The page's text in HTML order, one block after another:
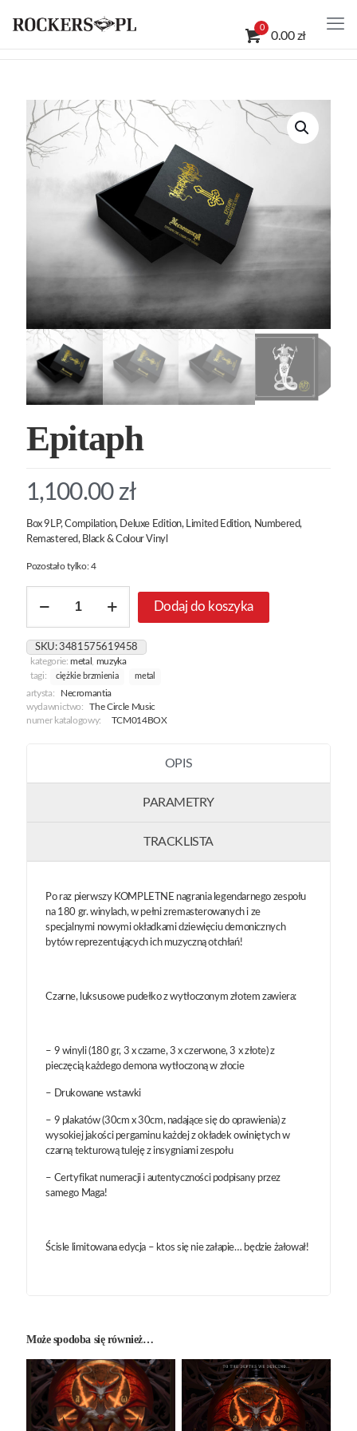
0
0.00 zł
Epitaph
1,100.00 zł
Box 9LP, Compilation, Deluxe Edition, Limited Edition, Numbered,
Remastered, Black & Colour Vinyl
Pozostało tylko: 4
Epitaph
Dodaj do koszyka
SKU:3481575619458
kategorie:metal , muzyka
tagi:
ciężkie brzmienia metal
artysta:
Necromantia
wydawnictwo:
The Circle Music
numer katalogowy:
TCM014BOX
OPIS
PARAMETRY
TRACKLISTA
Po raz pierwszy KOMPLETNE nagrania legendarnego zespołu
na 180 gr. winylach, w pełni zremasterowanych i ze
specjalnymi nowymi okładkami dziewięciu demonicznych
bytów reprezentujących ich muzyczną otchłań!
Czarne, luksusowe pudełko z wytłoczonym złotem zawiera:
– 9 winyli (180 gr, 3 x czarne, 3 x czerwone, 3 x złote) z
pieczęcią każdego demona wytłoczoną w złocie
– Drukowane wstawki
– 9 plakatów (30cm x 30cm, nadające się do oprawienia) z
wysokiej jakości pergaminu każdej z okładek owiniętych w
czarną tekturową tuleję z insygniami zespołu
– Certyfikat numeracji i autentyczności podpisany przez
samego Maga!
Ścisle limitowana edycja – ktos się nie załapie… będzie żałował!
Może spodoba się również…